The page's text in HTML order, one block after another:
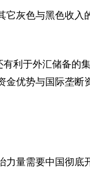
灰色与黑色收入
利于外汇储备的
优势与国际垄断
量需要中国彻底